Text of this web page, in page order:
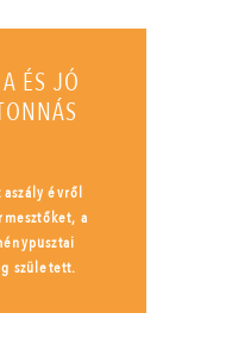
ÉS JÓ
aszály évről
a
született.